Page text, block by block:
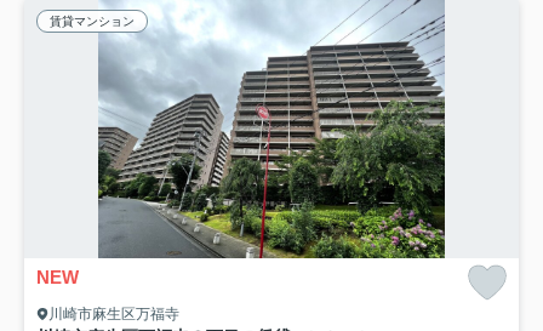
賃貸マンション
NEW
川崎市麻生区万福寺